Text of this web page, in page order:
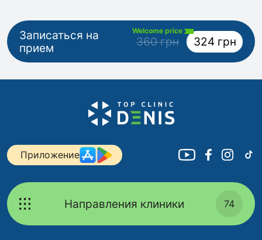
Записаться на
прием
Welcome price
360 грн 324 грн
Приложение
Направления клиники 74